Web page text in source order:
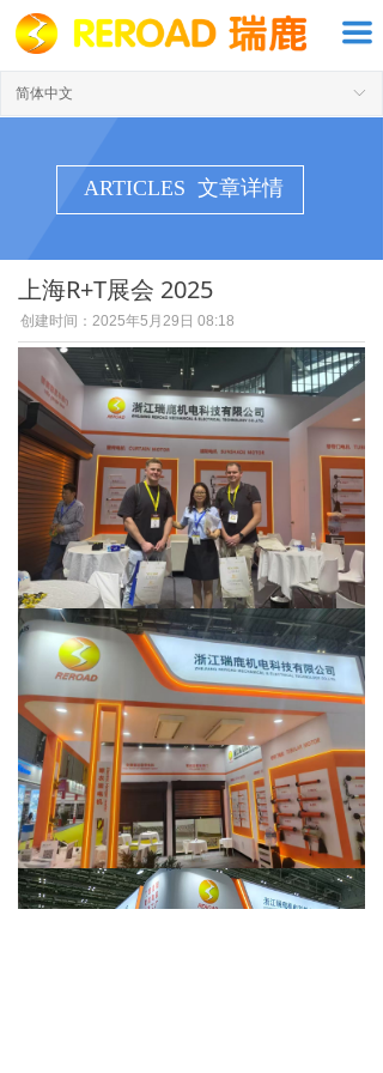
끀
ꀅ
简体中文
上海R+T展会 2025
创建时间： 2025年5月29日 08:18
ARTICLES 文章详情